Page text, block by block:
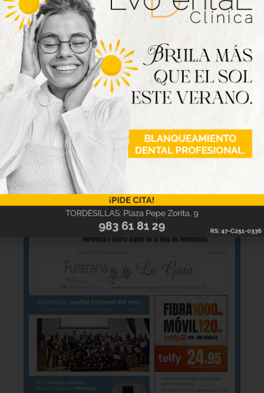
18 en el grupo VIII de 3ª RFEF disputado en Los
Barreros ante unos 300 espectadores, unos 50 de
aficionados rojiblancos.
Nueva edición
disponible
Hazte ya con la trigésimo séptima edición de
la revista Tordesillas al día. Haz clic sobre la
imagen para verla online.